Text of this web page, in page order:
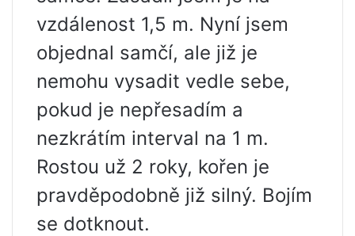
vzdálenost 1,5 m. Nyní jsem
objednal samčí, ale již je
nemohu vysadit vedle sebe,
pokud je nepřesadím a
nezkrátím interval na 1 m.
Rostou už 2 roky, kořen je
pravděpodobně již silný. Bojím
se dotknout.